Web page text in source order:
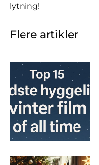
lytning!
Flere artikler